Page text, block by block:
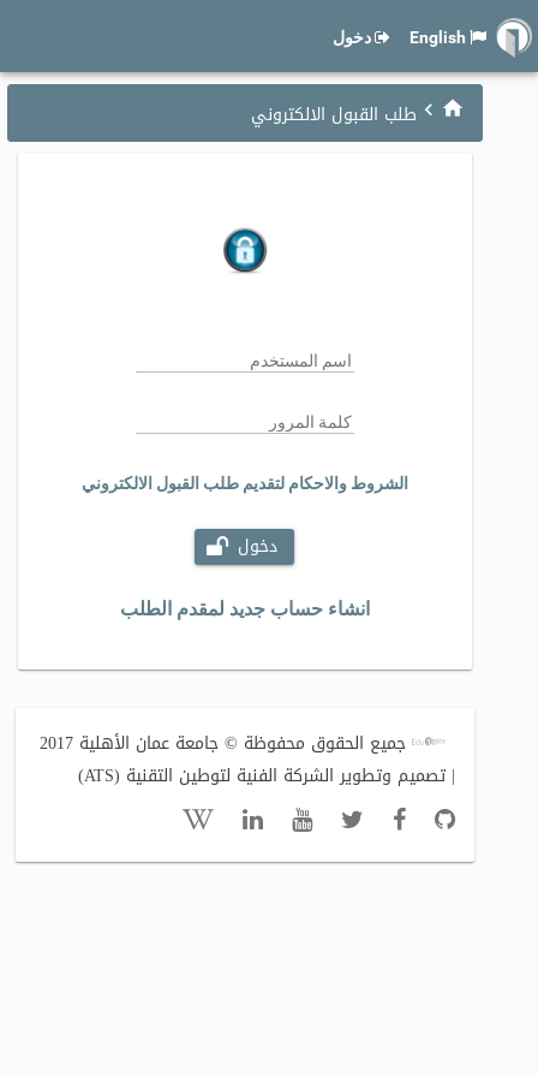
دخول
طلب القبول الالكتروني
الشروط والاحكام لتقديم طلب القبول الالكتروني
دخول
انشاء حساب جديد لمقدم الطلب
جميع الحقوق محفوظة © جامعة عمان الأهلية 2017
| تصميم وتطوير الشركة الفنية لتوطين التقنية (ATS)